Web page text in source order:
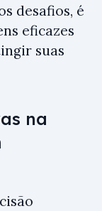
desafios, é
eficazes
suas
na